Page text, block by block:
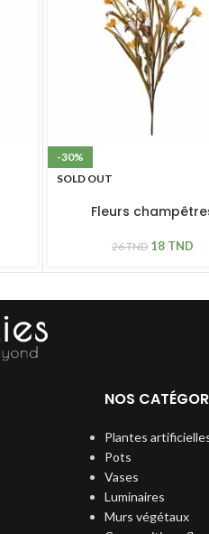
-30%
SOLD OUT
Fleurs
26TND 18 TND
NOS
Plantes
Pots
Vases
Luminaires
Murs végétaux